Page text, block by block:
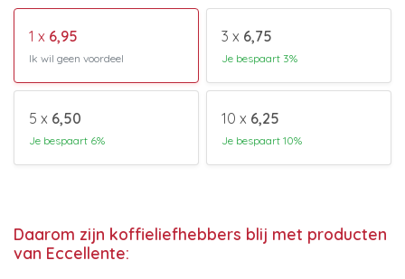
1 x 6,95
Ik wil geen voordeel
3 x 6,75
Je bespaart 3%
5 x 6,50
Je bespaart 6%
10 x 6,25
Je bespaart 10%
Daarom zijn koffieliefhebbers blij met producten
van Eccellente: